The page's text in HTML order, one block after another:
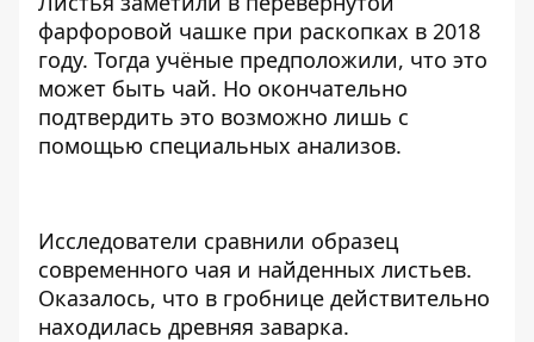
фарфоровой чашке при раскопках в 2018
году. Тогда учёные предположили, что это
может быть чай. Но окончательно
подтвердить это возможно лишь с
помощью специальных анализов.
Исследователи сравнили образец
современного чая и найденных листьев.
Оказалось, что в гробнице действительно
находилась древняя заварка.